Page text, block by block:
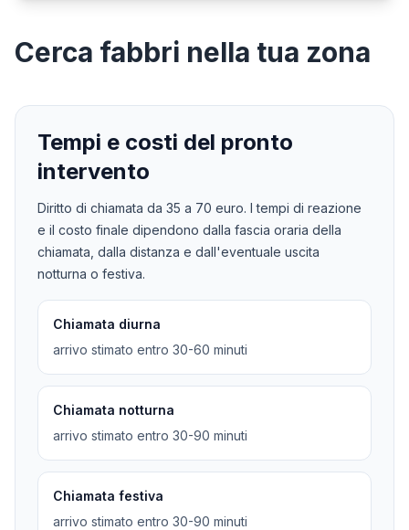
Cerca fabbri nella tua zona
Tempi e costi del pronto
intervento
Diritto di chiamata da 35 a 70 euro. I tempi di reazione
e il costo finale dipendono dalla fascia oraria della
chiamata, dalla distanza e dall'eventuale uscita
notturna o festiva.
Chiamata diurna
arrivo stimato entro 30-60 minuti
Chiamata notturna
arrivo stimato entro 30-90 minuti
Chiamata festiva
arrivo stimato entro 30-90 minuti